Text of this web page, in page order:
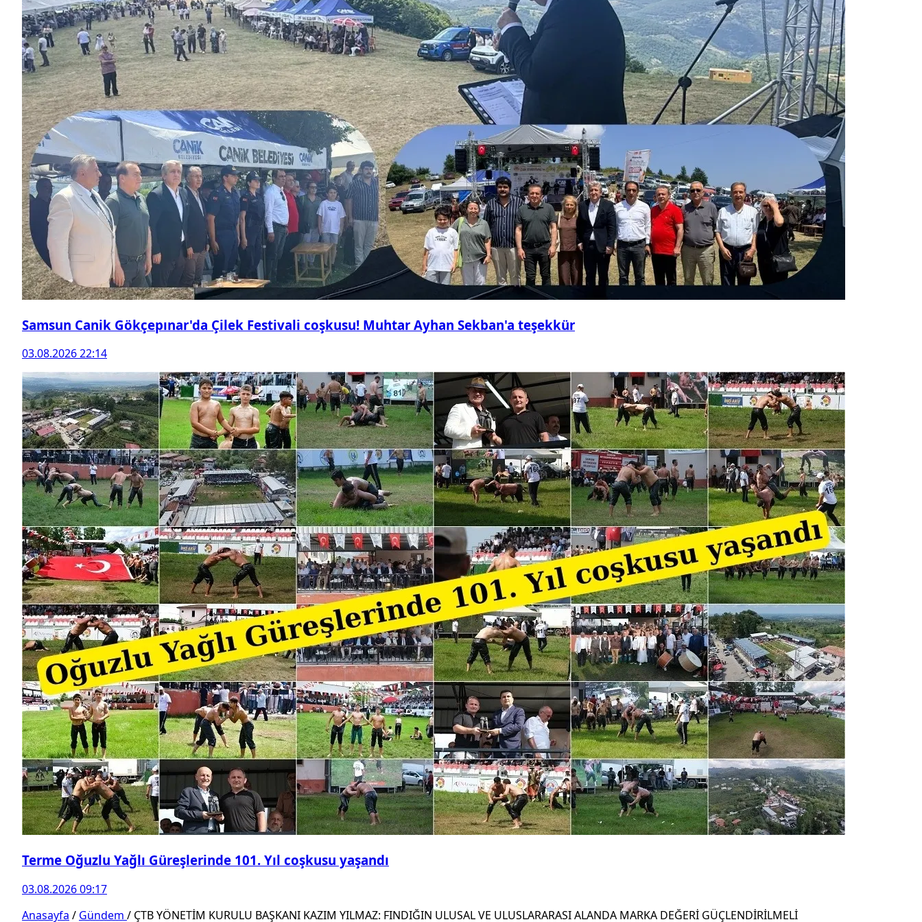
Samsun Canik Gökçepınar'da Çilek Festivali coşkusu! Muhtar Ayhan Sekban'a teşekkür
03.08.2026 22:14
Terme Oğuzlu Yağlı Güreşlerinde 101. Yıl coşkusu yaşandı
03.08.2026 09:17
Anasayfa / Gündem / ÇTB YÖNETİM KURULU BAŞKANI KAZIM YILMAZ: FINDIĞIN ULUSAL VE ULUSLARARASI ALANDA MARKA DEĞERİ GÜÇLENDİRİLMELİ